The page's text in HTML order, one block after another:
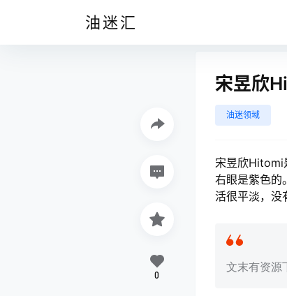
油迷汇
宋昱欣
油迷领域
宋昱欣Hitomi
右眼是紫色的
活很平淡，没
文末有资源
0